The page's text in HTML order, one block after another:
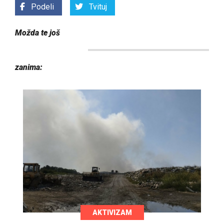
Podeli Tvituj
Možda te još
zanima:
AKTIVIZAM